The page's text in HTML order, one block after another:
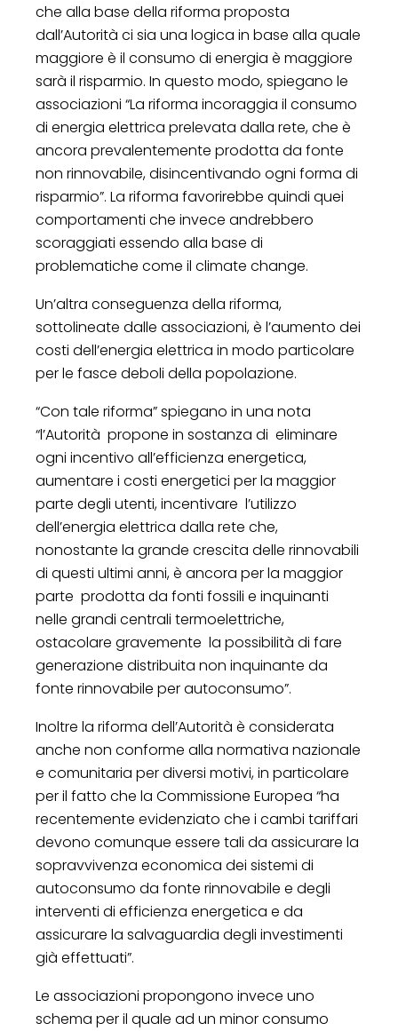
che alla base della riforma proposta
dall’Autorità ci sia una logica in base alla quale
maggiore è il consumo di energia è maggiore
sarà il risparmio. In questo modo, spiegano le
associazioni “La riforma incoraggia il consumo
di energia elettrica prelevata dalla rete, che è
ancora prevalentemente prodotta da fonte
non rinnovabile, disincentivando ogni forma di
risparmio”. La riforma favorirebbe quindi quei
comportamenti che invece andrebbero
scoraggiati essendo alla base di
problematiche come il climate change.
Un’altra conseguenza della riforma,
sottolineate dalle associazioni, è l’aumento dei
costi dell’energia elettrica in modo particolare
per le fasce deboli della popolazione.
“Con tale riforma” spiegano in una nota
“l’Autorità propone in sostanza di eliminare
ogni incentivo all’efficienza energetica,
aumentare i costi energetici per la maggior
parte degli utenti, incentivare l’utilizzo
dell’energia elettrica dalla rete che,
nonostante la grande crescita delle rinnovabili
di questi ultimi anni, è ancora per la maggior
parte prodotta da fonti fossili e inquinanti
nelle grandi centrali termoelettriche,
ostacolare gravemente la possibilità di fare
generazione distribuita non inquinante da
fonte rinnovabile per autoconsumo”.
Inoltre la riforma dell’Autorità è considerata
anche non conforme alla normativa nazionale
e comunitaria per diversi motivi, in particolare
per il fatto che la Commissione Europea “ha
recentemente evidenziato che i cambi tariffari
devono comunque essere tali da assicurare la
sopravvivenza economica dei sistemi di
autoconsumo da fonte rinnovabile e degli
interventi di efficienza energetica e da
assicurare la salvaguardia degli investimenti
già effettuati”.
Le associazioni propongono invece uno
schema per il quale ad un minor consumo